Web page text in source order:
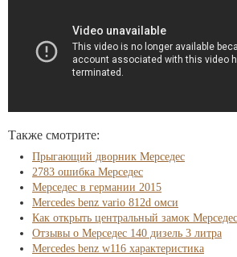
Также смотрите:
Прыгающий дворник Мерседес
2783 ошибка Мерседес
Мерседес в германии 2015
Mercedes benz vario 812d омси
Как открыть центральный замок
Отзывы о Мерседес 140 дизель 3 литра
Mercedes benz w116 характеристика